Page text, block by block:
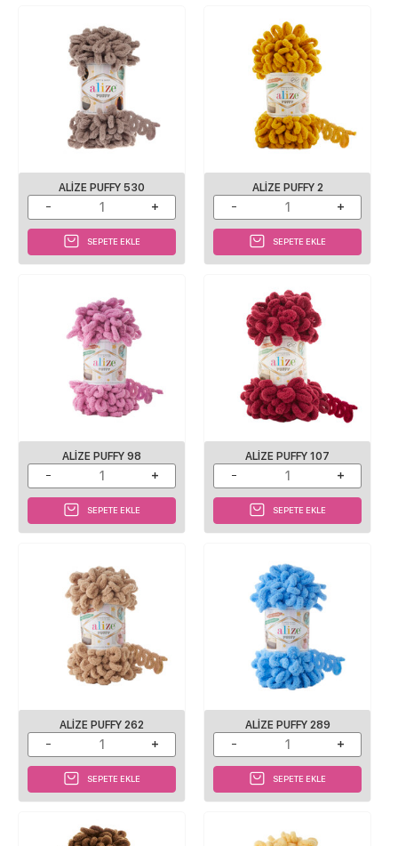
ALIZE PUFFY 530
SEPETE EKLE
ALIZE PUFFY 2
SEPETE EKLE
ALIZE PUFFY 98
SEPETE EKLE
ALIZE PUFFY 107
SEPETE EKLE
ALIZE PUFFY 262
SEPETE EKLE
ALIZE PUFFY 289
SEPETE EKLE